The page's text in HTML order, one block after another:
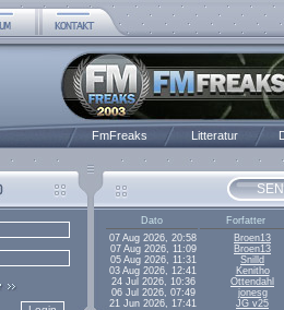
FmFreaks Litteratur
Dato
Forfatter
07 Aug 2026, 20:58
Broen13
07 Aug 2026, 11:09
Broen13
05 Aug 2026, 11:31
Snilld
03 Aug 2026, 12:41
Kenitho
24 Jul 2026, 10:36
Ottendahl
06 Jul 2026, 07:49
jonesg
21 Jun 2026, 17:41
JG v25